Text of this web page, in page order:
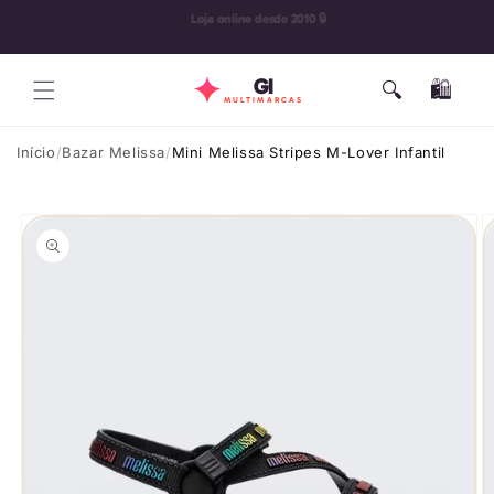
🔄 30 dias para troca
GI
MULTIMARCAS 🔍 🛍️
Carrinho
Início Bazar Melissa Mini Melissa Stripes M-Lover Infantil
as
informações